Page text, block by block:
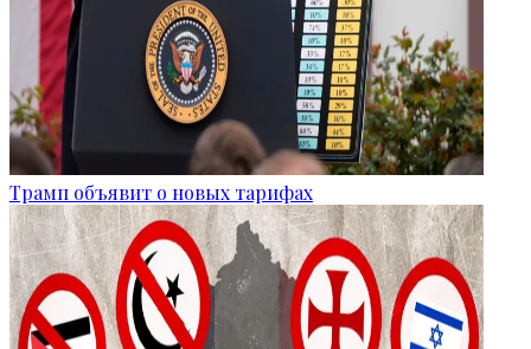
Трамп объявит о новых тарифах